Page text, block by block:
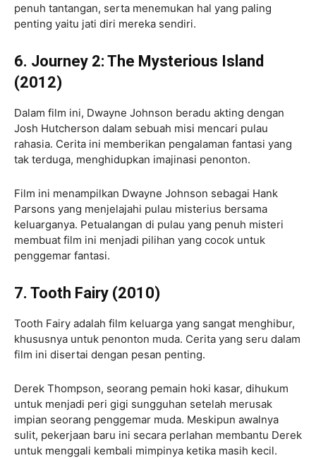
penuh tantangan, serta menemukan hal yang paling
penting yaitu jati diri mereka sendiri.
6. Journey 2: The Mysterious Island
(2012)
Dalam film ini, Dwayne Johnson beradu akting dengan
Josh Hutcherson dalam sebuah misi mencari pulau
rahasia. Cerita ini memberikan pengalaman fantasi yang
tak terduga, menghidupkan imajinasi penonton.
Film ini menampilkan Dwayne Johnson sebagai Hank
Parsons yang menjelajahi pulau misterius bersama
keluarganya. Petualangan di pulau yang penuh misteri
membuat film ini menjadi pilihan yang cocok untuk
penggemar fantasi.
7. Tooth Fairy (2010)
Tooth Fairy adalah film keluarga yang sangat menghibur,
khususnya untuk penonton muda. Cerita yang seru dalam
film ini disertai dengan pesan penting.
Derek Thompson, seorang pemain hoki kasar, dihukum
untuk menjadi peri gigi sungguhan setelah merusak
impian seorang penggemar muda. Meskipun awalnya
sulit, pekerjaan baru ini secara perlahan membantu Derek
untuk menggali kembali mimpinya ketika masih kecil.